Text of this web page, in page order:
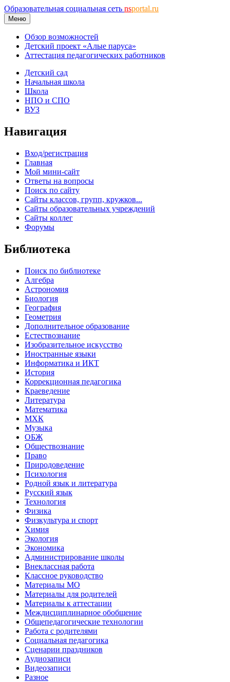
Образовательная социальная сеть nsportal.ru
Меню
Обзор возможностей
Детский проект «Алые паруса»
Аттестация педагогических работников
Детский сад
Начальная школа
Школа
НПО и СПО
ВУЗ
Навигация
Вход/регистрация
Главная
Мой мини-сайт
Ответы на вопросы
Поиск по сайту
Сайты классов, групп, кружков...
Сайты образовательных учреждений
Сайты коллег
Форумы
Библиотека
Поиск по библиотеке
Алгебра
Астрономия
Биология
География
Геометрия
Дополнительное образование
Естествознание
Изобразительное искусство
Иностранные языки
Информатика и ИКТ
История
Коррекционная педагогика
Краеведение
Литература
Математика
МХК
Музыка
ОБЖ
Обществознание
Право
Природоведение
Психология
Родной язык и литература
Русский язык
Технология
Физика
Физкультура и спорт
Химия
Экология
Экономика
Администрирование школы
Внеклассная работа
Классное руководство
Материалы МО
Материалы для родителей
Материалы к аттестации
Междисциплинарное обобщение
Общепедагогические технологии
Работа с родителями
Социальная педагогика
Сценарии праздников
Аудиозаписи
Видеозаписи
Разное